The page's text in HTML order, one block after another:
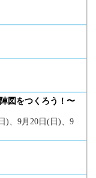
図をつくろう！〜
)、9月20日(日)、9